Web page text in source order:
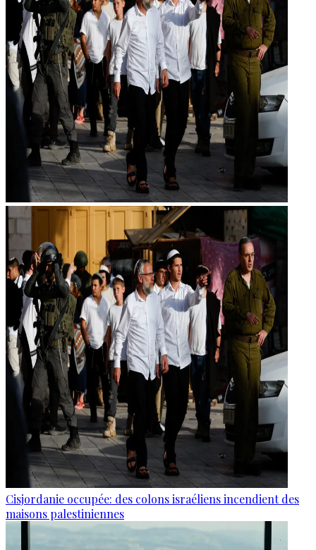
Cisjordanie occupée: des colons israéliens incendient des
maisons palestiniennes